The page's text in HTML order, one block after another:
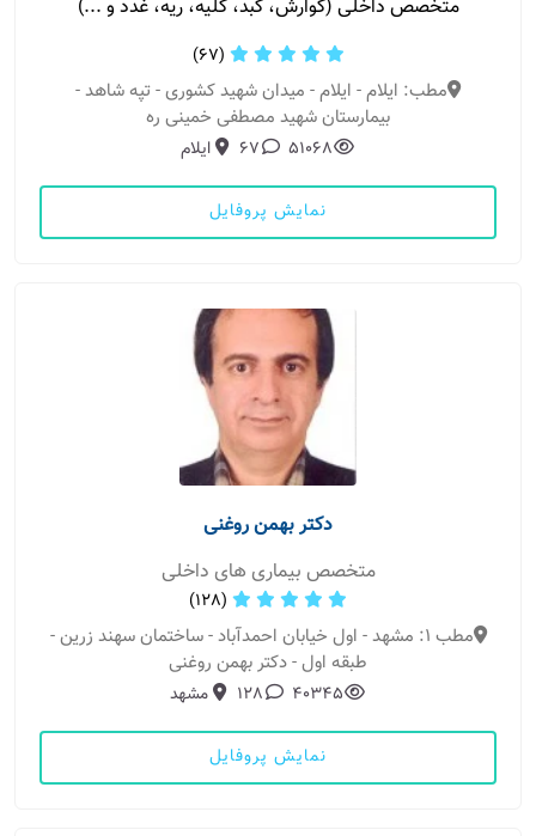
متخصص داخلی (گوارش، کبد، کلیه، ریه، غدد و ...)
(67)
مطب: ایلام - ایلام - میدان شهید کشوری - تپه شاهد -
بیمارستان شهید مصطفی خمینی ره
51068
67 ایلام
نمایش پروفایل
دکتر بهمن روغنی
متخصص بیماری های داخلی
(128)
مطب 1: مشهد - اول خیابان احمدآباد - ساختمان سهند زرین -
طبقه اول - دکتر بهمن روغنی
40345
128 مشهد
نمایش پروفایل